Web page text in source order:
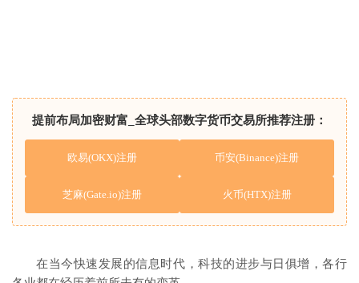
提前布局加密财富_全球头部数字货币交易所推荐注册：
欧易(OKX)注册 币安(Binance)注册
芝麻(Gate.io)注册 火币(HTX)注册
在当今快速发展的信息时代，科技的进步与日俱增，各行